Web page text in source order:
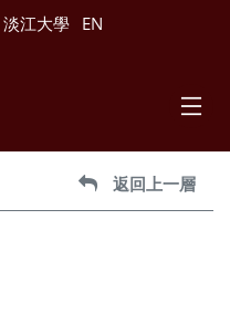
淡江大學 EN
返回上一層